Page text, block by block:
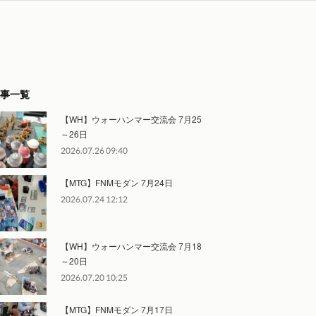
一覧
【WH】ウォーハンマー交流会 7月25
～26日
2026.07.26 09:40
【MTG】FNMモダン 7月24日
2026.07.24 12:12
【WH】ウォーハンマー交流会 7月18
～20日
2026.07.20 10:25
【MTG】FNMモダン 7月17日